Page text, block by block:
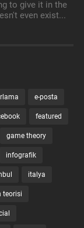
to give it in the
even exist...
e-posta
featured
game theory
infografik
italya
teorisi